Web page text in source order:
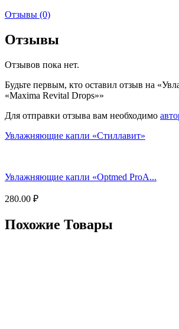
Отзывы (0)
Отзывы
Отзывов пока нет.
Будьте первым, кто оставил отзыв на
«Maxima Revital Drops»»
Для отправки отзыва вам необходимо
Увлажняющие капли «Стиллавит»
Увлажняющие капли «Optmed ProA...
280.00 ₽
Похожие Товары